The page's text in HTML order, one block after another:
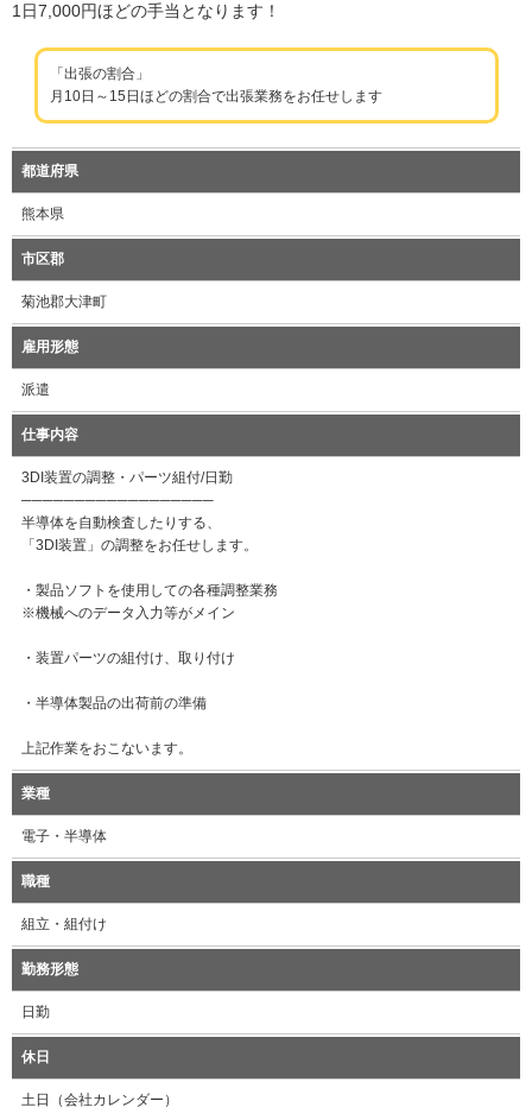
1日7,000円ほどの手当となります！
「出張の割合」
月10日～15日ほどの割合で出張業務をお任せします
都道府県
熊本県
市区郡
菊池郡大津町
雇用形態
派遣
仕事内容
3DI装置の調整・パーツ組付/日勤
──────────────────
半導体を自動検査したりする、
「3DI装置」の調整をお任せします。
・製品ソフトを使用しての各種調整業務
※機械へのデータ入力等がメイン
・装置パーツの組付け、取り付け
・半導体製品の出荷前の準備
上記作業をおこないます。
業種
電子・半導体
職種
組立・組付け
勤務形態
日勤
休日
土日（会社カレンダー）